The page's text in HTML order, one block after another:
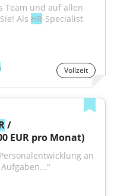
Team und auf allen
Als HR-Specialist
Vollzeit
/
EUR pro Monat)
an